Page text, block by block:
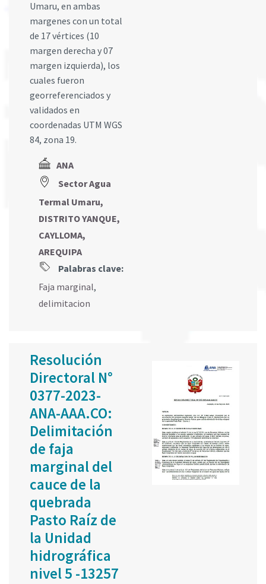
Umaru, en ambas
margenes con un total
de 17 vértices (10
margen derecha y 07
margen izquierda), los
cuales fueron
georreferenciados y
validados en
coordenadas UTM WGS
84, zona 19.
ANA
Sector Agua
Termal Umaru,
DISTRITO YANQUE,
CAYLLOMA,
AREQUIPA
Palabras clave:
Faja marginal,
delimitacion
Resolución
Directoral N°
0377-2023-
ANA-AAA.CO:
Delimitación
de faja
marginal del
cauce de la
quebrada
Pasto Raíz de
la Unidad
hidrográfica
nivel 5 -13257